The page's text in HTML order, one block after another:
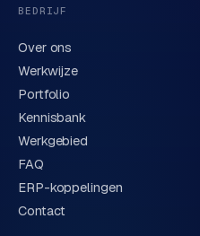
BEDRIJF
Over ons
Werkwijze
Portfolio
Kennisbank
Werkgebied
FAQ
ERP-koppelingen
Contact